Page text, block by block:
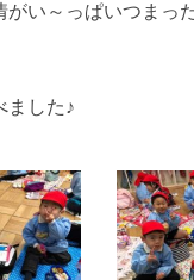
がい～っぱいつまっ
ました♪